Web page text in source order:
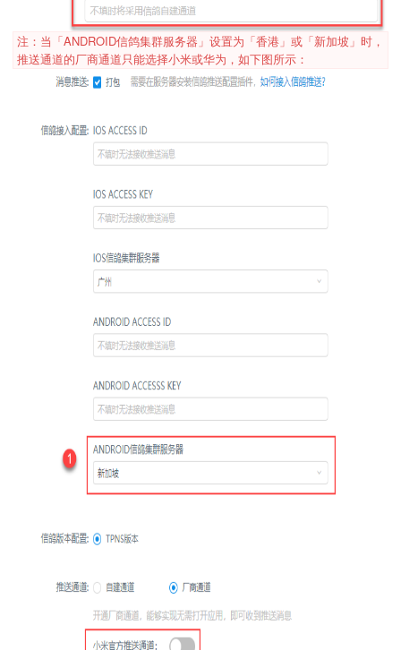
注：当「ANDROID信鸽集群服务器」设置为「香港」或「新加坡」时，
推送通道的厂商通道只能选择小米或华为，如下图所示：